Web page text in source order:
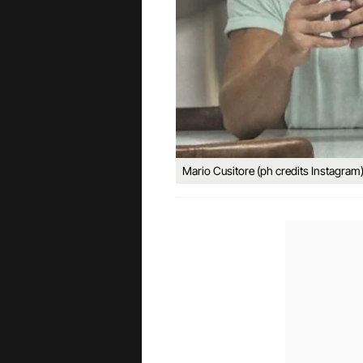
Mario Cusitore (ph credits Instagram)